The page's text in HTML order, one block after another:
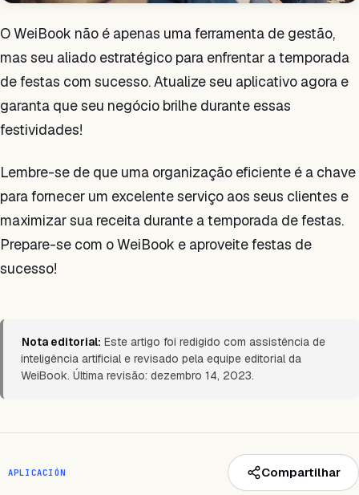
O WeiBook não é apenas uma ferramenta de gestão,
mas seu aliado estratégico para enfrentar a temporada
de festas com sucesso. Atualize seu aplicativo agora e
garanta que seu negócio brilhe durante essas
festividades!
Lembre-se de que uma organização eficiente é a chave
para fornecer um excelente serviço aos seus clientes e
maximizar sua receita durante a temporada de festas.
Prepare-se com o WeiBook e aproveite festas de
sucesso!
Nota editorial: Este artigo foi redigido com assistência de
inteligência artificial e revisado pela equipe editorial da
WeiBook. Última revisão: dezembro 14, 2023.
APLICACIÓN Compartilhar